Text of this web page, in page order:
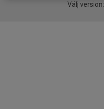
Välj version: